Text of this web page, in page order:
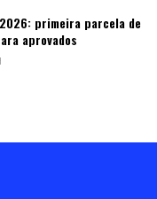
primeira parcela de
aprovados